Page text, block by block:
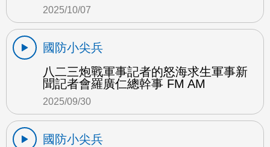
2025/10/07
國防小尖兵
八二三炮戰軍事記者的怒海求生軍事新
聞記者會羅廣仁總幹事 FM AM
2025/09/30
國防小尖兵